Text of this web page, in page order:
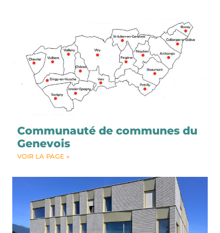
Communauté de communes du
Genevois
VOIR LA PAGE »